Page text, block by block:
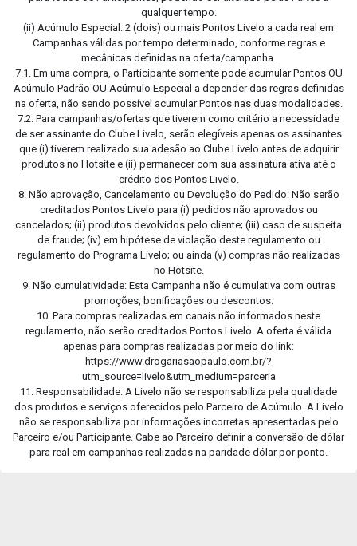
qualquer tempo.
(ii) Acúmulo Especial: 2 (dois) ou mais Pontos Livelo a cada real em
Campanhas válidas por tempo determinado, conforme regras e
mecânicas definidas na oferta/campanha.
7.1. Em uma compra, o Participante somente pode acumular Pontos OU
Acúmulo Padrão OU Acúmulo Especial a depender das regras definidas
na oferta, não sendo possível acumular Pontos nas duas modalidades.
7.2. Para campanhas/ofertas que tiverem como critério a necessidade
de ser assinante do Clube Livelo, serão elegíveis apenas os assinantes
que (i) tiverem realizado sua adesão ao Clube Livelo antes de adquirir
produtos no Hotsite e (ii) permanecer com sua assinatura ativa até o
crédito dos Pontos Livelo.
8. Não aprovação, Cancelamento ou Devolução do Pedido: Não serão
creditados Pontos Livelo para (i) pedidos não aprovados ou
cancelados; (ii) produtos devolvidos pelo cliente; (iii) caso de suspeita
de fraude; (iv) em hipótese de violação deste regulamento ou
regulamento do Programa Livelo; ou ainda (v) compras não realizadas
no Hotsite.
9. Não cumulatividade: Esta Campanha não é cumulativa com outras
promoções, bonificações ou descontos.
10. Para compras realizadas em canais não informados neste
regulamento, não serão creditados Pontos Livelo. A oferta é válida
apenas para compras realizadas por meio do link:
https://www.drogariasaopaulo.com.br/?
utm_source=livelo&utm_medium=parceria
11. Responsabilidade: A Livelo não se responsabiliza pela qualidade
dos produtos e serviços oferecidos pelo Parceiro de Acúmulo. A Livelo
não se responsabiliza por informações incorretas apresentadas pelo
Parceiro e/ou Participante. Cabe ao Parceiro definir a conversão de dólar
para real em campanhas realizadas na paridade dólar por ponto.